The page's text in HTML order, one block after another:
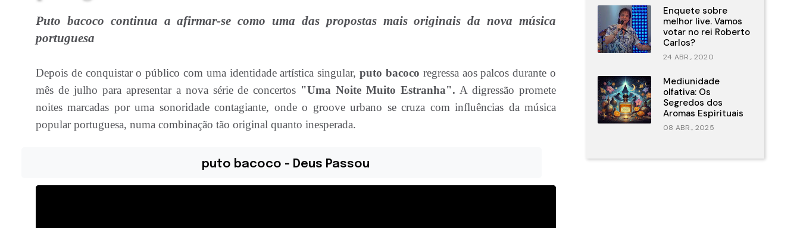
Puto bacoco continua a afirmar-se como uma das propostas mais originais da nova música
portuguesa
Depois de conquistar o público com uma identidade artística singular,puto bacoco regressa aos palcos durante o
mês de julho para apresentar a nova série de concertos "Uma Noite Muito Estranha". A digressão promete
noites marcadas por uma sonoridade contagiante, onde o groove urbano se cruza com influências da música
popular portuguesa, numa combinação tão original quanto inesperada.
puto bacoco - Deus Passou
Enquete sobre
melhor live. Vamos
votar no rei Roberto
Carlos?
24 ABR., 2020
Mediunidade
olfativa: Os
Segredos dos
Aromas Espirituais
08 ABR., 2025